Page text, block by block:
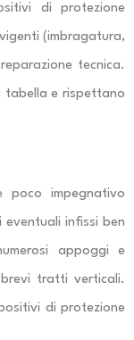
di protezione
(imbragatura,
tecnica.
tabella e rispettano
poco impegnativo
infissi ben
appoggi e
tratti verticali.
di protezione